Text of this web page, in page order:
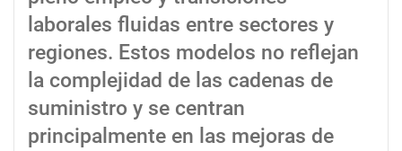
laborales fluidas entre sectores y
regiones. Estos modelos no reflejan
la complejidad de las cadenas de
suministro y se centran
principalmente en las mejoras de